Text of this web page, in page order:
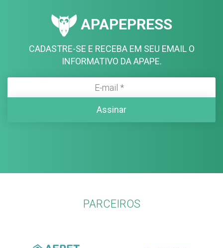
APAPEPRESS
CADASTRE-SE E RECEBA EM SEU EMAIL O
INFORMATIVO DA APAPE.
PARCEIROS